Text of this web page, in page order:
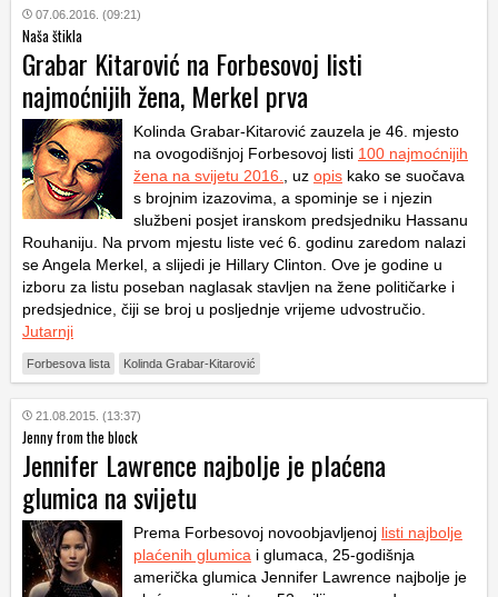
07.06.2016. (09:21)
Naša štikla
Grabar Kitarović na Forbesovoj listi
najmoćnijih žena, Merkel prva
Kolinda Grabar-Kitarović zauzela je 46. mjesto
na ovogodišnjoj Forbesovoj listi 100 najmoćnijih
žena na svijetu 2016.
, uz opis kako se suočava
s brojnim izazovima, a spominje se i njezin
službeni posjet iranskom predsjedniku Hassanu
Rouhaniju. Na prvom mjestu liste već 6. godinu zaredom nalazi
se Angela Merkel, a slijedi je Hillary Clinton. Ove je godine u
izboru za listu poseban naglasak stavljen na žene političarke i
predsjednice, čiji se broj u posljednje vrijeme udvostručio.
Jutarnji
Forbesova lista Kolinda Grabar-Kitarović
21.08.2015. (13:37)
Jenny from the block
Jennifer Lawrence najbolje je plaćena
glumica na svijetu
Prema Forbesovoj novoobjavljenoj listi najbolje
plaćenih glumica i glumaca, 25-godišnja
američka glumica Jennifer Lawrence najbolje je